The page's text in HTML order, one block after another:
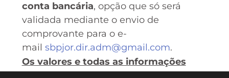
conta bancária, opção que só será
validada mediante o envio de
comprovante para o e-
mail sbpjor.dir.adm@gmail.com.
Os valores e todas as informações